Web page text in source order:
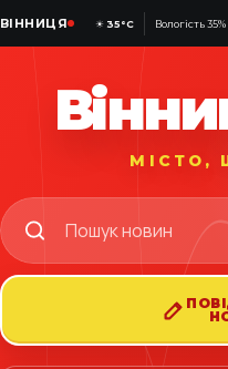
ВІННИЦЯ ☀ 35°C Вологість 35%
МІСТО,